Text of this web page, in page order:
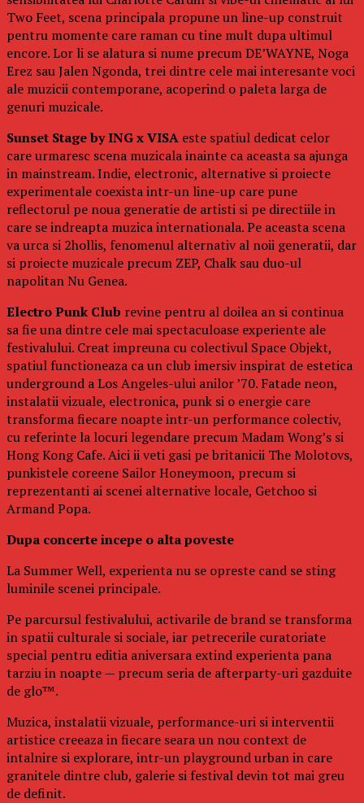
Two Feet, scena principala propune un line-up construit
pentru momente care raman cu tine mult dupa ultimul
encore. Lor li se alatura si nume precum DE’WAYNE, Noga
Erez sau Jalen Ngonda, trei dintre cele mai interesante voci
ale muzicii contemporane, acoperind o paleta larga de
genuri muzicale.
Sunset Stage by ING x VISA este spatiul dedicat celor
care urmaresc scena muzicala inainte ca aceasta sa ajunga
in mainstream. Indie, electronic, alternative si proiecte
experimentale coexista intr-un line-up care pune
reflectorul pe noua generatie de artisti si pe directiile in
care se indreapta muzica internationala. Pe aceasta scena
va urca si 2hollis, fenomenul alternativ al noii generatii, dar
si proiecte muzicale precum ZEP, Chalk sau duo-ul
napolitan Nu Genea.
Electro Punk Club revine pentru al doilea an si continua
sa fie una dintre cele mai spectaculoase experiente ale
festivalului. Creat impreuna cu colectivul Space Objekt,
spatiul functioneaza ca un club imersiv inspirat de estetica
underground a Los Angeles-ului anilor ’70. Fatade neon,
instalatii vizuale, electronica, punk si o energie care
transforma fiecare noapte intr-un performance colectiv,
cu referinte la locuri legendare precum Madam Wong’s si
Hong Kong Cafe. Aici ii veti gasi pe britanicii The Molotovs,
punkistele coreene Sailor Honeymoon, precum si
reprezentanti ai scenei alternative locale, Getchoo si
Armand Popa.
Dupa concerte incepe o alta poveste
La Summer Well, experienta nu se opreste cand se sting
luminile scenei principale.
Pe parcursul festivalului, activarile de brand se transforma
in spatii culturale si sociale, iar petrecerile curatoriate
special pentru editia aniversara extind experienta pana
tarziu in noapte — precum seria de afterparty-uri gazduite
de glo™.
Muzica, instalatii vizuale, performance-uri si interventii
artistice creeaza in fiecare seara un nou context de
intalnire si explorare, intr-un playground urban in care
granitele dintre club, galerie si festival devin tot mai greu
de definit.